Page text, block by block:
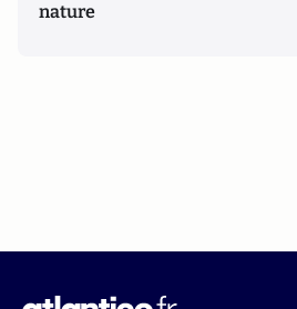
nature